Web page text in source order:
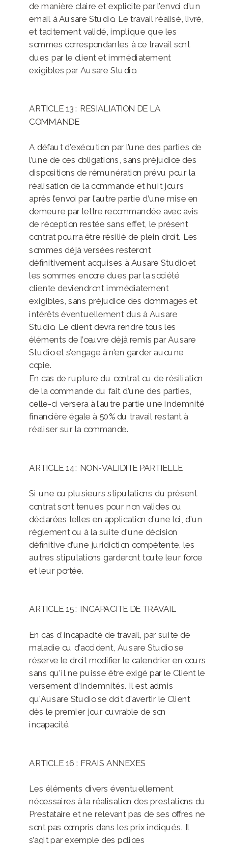
de manière claire et explicite par l’envoi d’un
email à Ausare Studio. Le travail réalisé, livré,
et tacitement validé, implique que les
sommes correspondantes à ce travail sont
dues par le client et immédiatement
exigibles par Ausare Studio.
ARTICLE 13 : RESIALIATION DE LA
COMMANDE
A défaut d’exécution par l’une des parties de
l’une de ces obligations, sans préjudice des
dispositions de rémunération prévu pour la
réalisation de la commande et huit jours
après l’envoi par l’autre partie d’une mise en
demeure par lettre recommandée avec avis
de réception restée sans effet, le présent
contrat pourra être résilié de plein droit. Les
sommes déjà versées resteront
définitivement acquises à Ausare Studio et
les sommes encore dues par la société
cliente deviendront immédiatement
exigibles, sans préjudice des dommages et
intérêts éventuellement dus à Ausare
Studio. Le client devra rendre tous les
éléments de l’œuvre déjà remis par Ausare
Studio et s’engage à n’en garder aucune
copie.
En cas de rupture du contrat ou de résiliation
de la commande du fait d’une des parties,
celle-ci versera à l’autre partie une indemnité
financière égale à 50% du travail restant à
réaliser sur la commande.
ARTICLE 14 : NON-VALIDITE PARTIELLE
Si une ou plusieurs stipulations du présent
contrat sont tenues pour non valides ou
déclarées telles en application d’une loi, d’un
règlement ou à la suite d’une décision
définitive d’une juridiction compétente, les
autres stipulations garderont toute leur force
et leur portée.
ARTICLE 15 : INCAPACITE DE TRAVAIL
En cas d’incapacité de travail, par suite de
maladie ou d’accident, Ausare Studio se
réserve le droit modifier le calendrier en cours
sans qu’il ne puisse être exigé par le Client le
versement d’indemnités. Il est admis
qu’Ausare Studio se doit d’avertir le Client
dès le premier jour ouvrable de son
incapacité.
ARTICLE 16 : FRAIS ANNEXES
Les éléments divers éventuellement
nécessaires à la réalisation des prestations du
Prestataire et ne relevant pas de ses offres ne
sont pas compris dans les prix indiqués. Il
s’agit par exemple des polices